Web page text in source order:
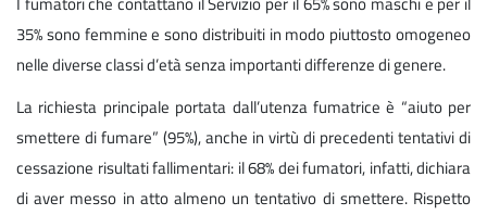
35% sono femmine e sono distribuiti in modo piuttosto omogeneo
nelle diverse classi d’età senza importanti differenze di genere.
La richiesta principale portata dall’utenza fumatrice è “aiuto per
smettere di fumare” (95%), anche in virtù di precedenti tentativi di
cessazione risultati fallimentari: il 68% dei fumatori, infatti, dichiara
di aver messo in atto almeno un tentativo di smettere. Rispetto